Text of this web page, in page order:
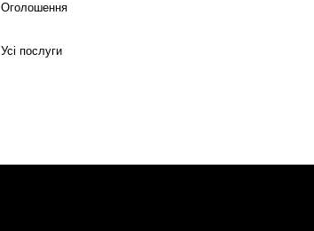
Оголошення
Усі послуги